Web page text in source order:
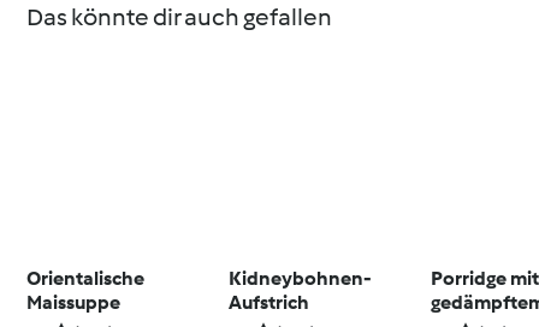
Das könnte dir auch gefallen
Orientalische
Maissuppe
Kidneybohnen-
Aufstrich
Porridge mit